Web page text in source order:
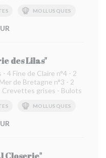
MOLLUSQUES
des Lilas"
4 Fine de Claire n°4 - 2
de Bretagne n°3 - 2
Crevettes grises - Bulots
MOLLUSQUES